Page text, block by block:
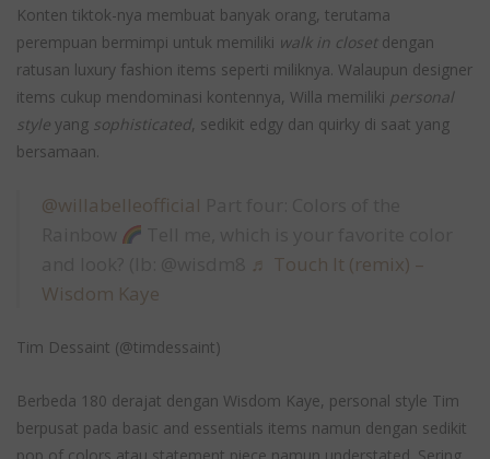
Konten tiktok-nya membuat banyak orang, terutama
perempuan bermimpi untuk memiliki walk in closet dengan
ratusan luxury fashion items seperti miliknya. Walaupun designer
items cukup mendominasi kontennya, Willa memiliki personal
style yang sophisticated, sedikit edgy dan quirky di saat yang
bersamaan.
@willabelleofficial
♬ Touch It (remix) –
Wisdom Kaye
Tim Dessaint (@timdessaint)
Berbeda 180 derajat dengan Wisdom Kaye, personal style Tim
berpusat pada basic and essentials items namun dengan sedikit
pop of colors atau statement piece namun understated. Sering